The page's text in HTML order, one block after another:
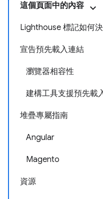
這個頁面中的內容
Lighthouse 標記如何
宣告預先載入連結
瀏覽器相容性
建構工具支援預先載
堆疊專屬指南
Angular
Magento
資源